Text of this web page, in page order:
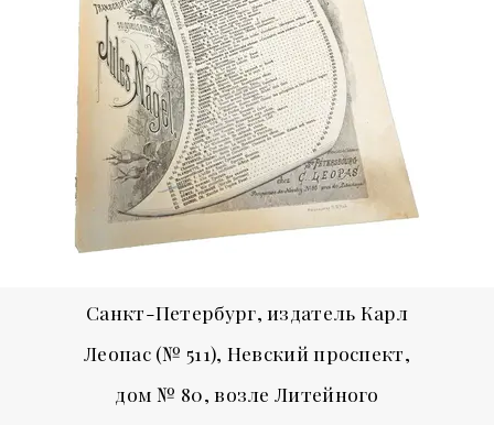
Санкт-Петербург, издатель Карл
Леопас (№ 511), Невский проспект,
дом № 80, возле Литейного